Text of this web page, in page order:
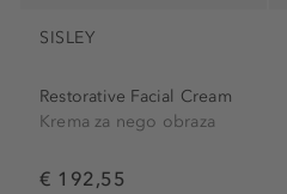
SISLEY
Restorative Facial Cream
Krema za nego obraza
€ 192,55